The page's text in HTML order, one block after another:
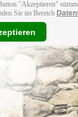
"Akzeptieren"
Sie im Bereich